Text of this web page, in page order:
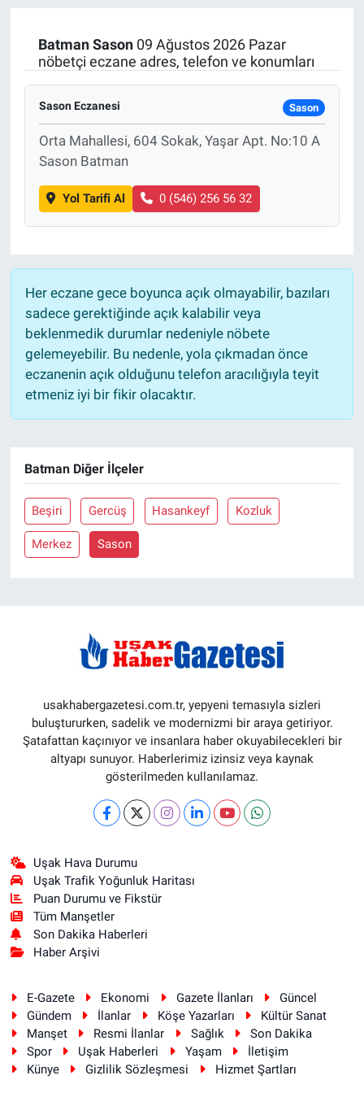
Batman Sason09 Ağustos 2026 Pazar
nöbetçi eczane adres, telefon ve konumları
Sason Eczanesi Sason
Orta Mahallesi, 604 Sokak, Yaşar Apt. No:10 A
Sason Batman
Yol Tarifi Al 0 (546) 256 56 32
Her eczane gece boyunca açık olmayabilir, bazıları
sadece gerektiğinde açık kalabilir veya
beklenmedik durumlar nedeniyle nöbete
gelemeyebilir. Bu nedenle, yola çıkmadan önce
eczanenin açık olduğunu telefon aracılığıyla teyit
etmeniz iyi bir fikir olacaktır.
Batman Diğer İlçeler
Beşiri Gercüş Hasankeyf Kozluk
Merkez Sason
usakhabergazetesi.com.tr, yepyeni temasıyla sizleri
buluştururken, sadelik ve modernizmi bir araya getiriyor.
Şatafattan kaçınıyor ve insanlara haber okuyabilecekleri bir
altyapı sunuyor. Haberlerimiz izinsiz veya kaynak
gösterilmeden kullanılamaz.
Uşak Hava Durumu
Uşak Trafik Yoğunluk Haritası
Puan Durumu ve Fikstür
Tüm Manşetler
Son Dakika Haberleri
Haber Arşivi
E-Gazete Ekonomi Gazete İlanları
Güncel
Gündem
İlanlar Köşe Yazarları
Kültür Sanat
Manşet
Resmi İlanlar Sağlık
Son Dakika
Spor
Uşak Haberleri Yaşam
İletişim
Künye
Gizlilik Sözleşmesi Hizmet Şartları
Resmi İlanlar
Sağlık
Son Dakika
Spor